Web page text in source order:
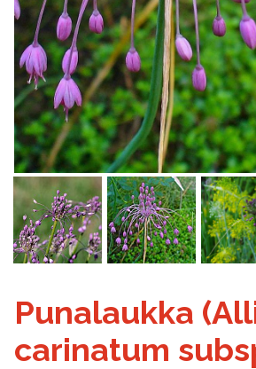
Punalaukka
carinatum